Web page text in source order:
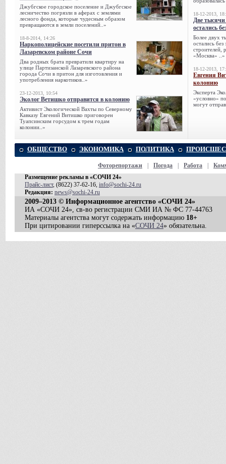
Джубгское городское поселение и Джубгское
лесничество погрязли в аферах с землями
лесного фонда, которые чудесным образом
превращаются в земли поселений..»
18-8-2014, 14:26
Наркополицейские посетили притон в
Лазаревском районе Сочи
Два родных брата превратили квартиру на
улице Партизанской Лазаревского района
города Сочи в притон для изготовления и
употребления наркотиков..»
23-12-2013, 10:54
Эколог Ветишко отправится в колонию
Активист Экологической Вахты по Северному
Кавказу Евгений Витишко приговорен
Туапсинским горсудом к трем годам
колонии..»
18-12-2013,
Две
остались
Более двух
остались
строителей,
«Москва» ..»
18-12-2013,
Евгения
колонию
Эксперта
«условно»
могут
ОБЩЕСТВО ЭКОНОМИКА ПОЛИТИКА
Фоторепортажи Погода Работа
Размещение рекламы в «СОЧИ 24»
Прайс-лист, (8622) 37-62-16, info@sochi-24.ru
Редакция: news@sochi-24.ru
2009–2013 © Информационное агентство «СОЧИ 24»
ИА «СОЧИ 24», св-во регистрации СМИ ИА № ФС 77-44763
Материалы агентства могут содержать информацию 18+
При цитировании гиперссылка на «СОЧИ 24» обязательна.